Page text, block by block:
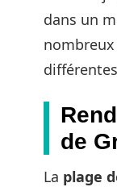
dans un
de
La plage